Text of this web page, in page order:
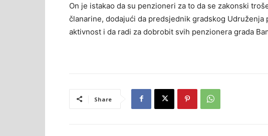
On je istakao da su penzioneri za to da se zakonski
članarine, dodajući da predsjednik gradskog
aktivnost i da radi za dobrobit svih penzionera grada
Share